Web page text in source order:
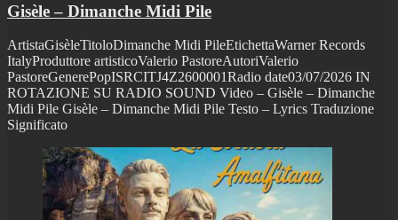
Gisèle – Dimanche Midi Pile
ArtistaGisèleTitoloDimanche Midi PileEtichettaWarner Records
ItalyProduttore artisticoValerio PastoreAutoriValerio
PastoreGenerePopISRCITJ4Z2600001Radio date03/07/2026 IN
ROTAZIONE SU RADIO SOUND Video – Gisèle – Dimanche
Midi Pile Gisèle – Dimanche Midi Pile Testo – Lyrics Traduzione
Significato